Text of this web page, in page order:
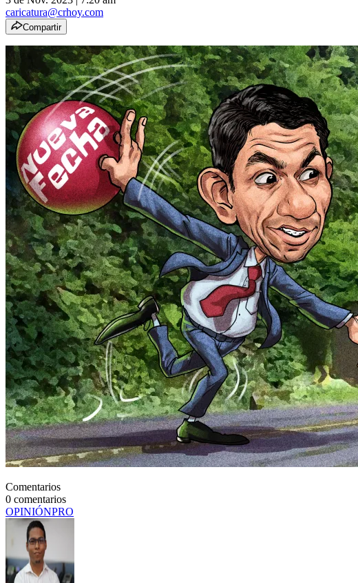
caricatura@crhoy.com
Compartir
Comentarios
0 comentarios
OPINIÓNPRO